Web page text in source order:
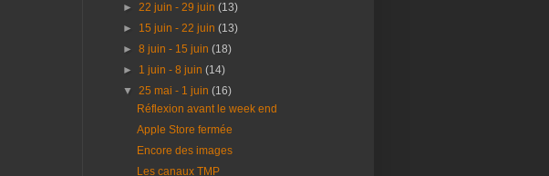
►22 juin - 29 juin(13)
► 15 juin - 22 juin(13)
►8 juin - 15 juin(18)
► 1 juin - 8 juin(14)
▼25 mai - 1 juin(16)
Réflexion avant le week end
Apple Store fermée
Encore des images
Les canaux TMP